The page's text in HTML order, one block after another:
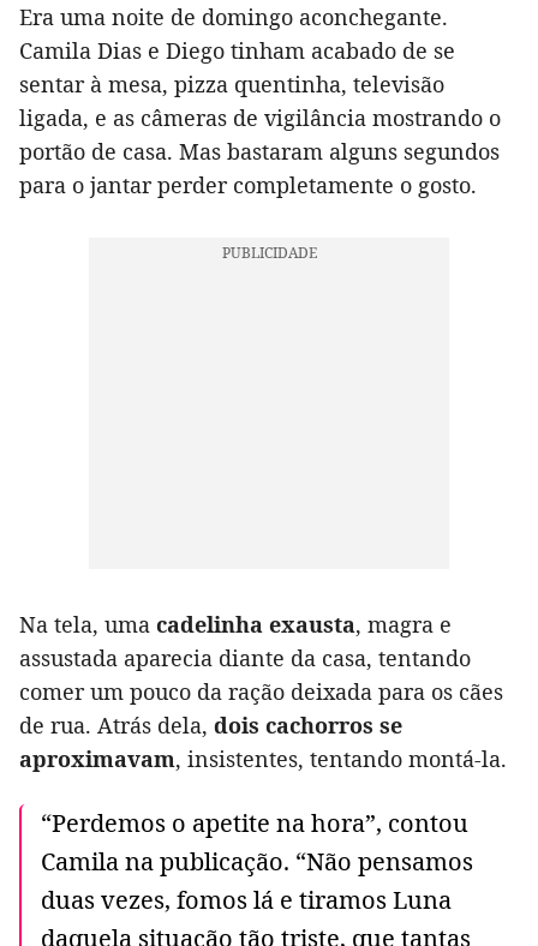
Era uma noite de domingo aconchegante.
Camila Dias e Diego tinham acabado de se
sentar à mesa, pizza quentinha, televisão
ligada, e as câmeras de vigilância mostrando o
portão de casa. Mas bastaram alguns segundos
para o jantar perder completamente o gosto.
Na tela, uma cadelinha exausta, magra e
assustada aparecia diante da casa, tentando
comer um pouco da ração deixada para os cães
de rua. Atrás dela, dois cachorros se
aproximavam, insistentes, tentando montá-la.
“Perdemos o apetite na hora”, contou
Camila na publicação. “Não pensamos
duas vezes, fomos lá e tiramos Luna
daquela situação tão triste, que tantas